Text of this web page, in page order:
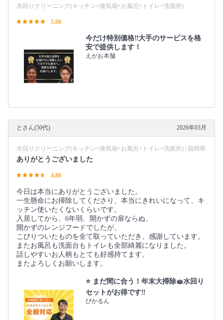
水回りクリーニング(キッチン×換気扇×お風呂×トイレ×洗面所)
5.00
今だけ特別価格‼️大手のサービスを格
安で提供します！
えがお本舗
とさん(50代) 2026年03月
水回りクリーニング(キッチン×換気扇×お風呂×トイレ×洗面所) | 福岡県
ありがとうございました
4.80
今日は本当にありがとうございました。
一生懸命にお掃除してくださり、本当にきれいになって、キ
ッチン使いたくないくらいです。
入居してから、6年弱、開かずの扉ならぬ、
開かずのレンジフードでしたが、
こびりついたものを全て取っていただき、感謝しています。
またお風呂も洗面台もトイレも全部綺麗になりました。
話しやすいお人柄もとても好感持てます。
またよろしくお願いします。
⭐️ まだ間に合う！年末大掃除🧽水回り
セットがお得です‼️
ぴかるん